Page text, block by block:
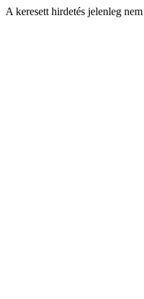
A keresett hirdetés jelenleg